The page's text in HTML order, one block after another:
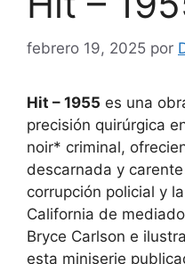
febrero 19, 2025 por
Hit – 1955 es una
precisión quirúrgica
noir* criminal,
descarnada y
corrupción policial y
California de
Bryce Carlson e
esta miniserie